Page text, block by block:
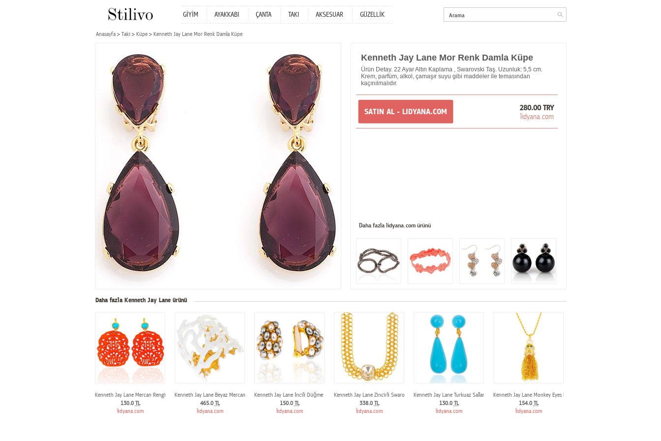
GİYİM AYAKKABI ÇANTA TAKI AKSESUAR GÜZELLİK
Anasayfa Takı Küpe Kenneth Jay Lane Mor Renk Damla Küpe
Kenneth Jay Lane Mor Renk Damla Küpe
Ürün Detay. 22 Ayar Altın Kaplama , Swarovski Taş. Uzunluk: 5,5 cm.
Krem, parfüm, alkol, çamaşır suyu gibi maddeler ile temasından
kaçınılmalıdır.
SATIN AL - LIDYANA.COM 280.00 TRY
lidyana.com
Daha fazla lidyana.com ürünü
Daha fazla Kenneth Jay Lane ürünü
Kenneth Jay Lane Mercan Rengi Desenli Küpe
130.0 TL
lidyana.com
Kenneth Jay Lane Beyaz Mercan Bileklik
465.0 TL
lidyana.com
Kenneth Jay Lane İncili Düğme Küpe
150.0 TL
lidyana.com
Kenneth Jay Lane Zincirli Swarovski Taşlı Kolye
338.0 TL
lidyana.com
Kenneth Jay Lane Turkuaz Sallantılı Küpe
130.0 TL
lidyana.com
Kenneth Jay Lane Monkey Eyes Kolye
154.0 TL
lidyana.com